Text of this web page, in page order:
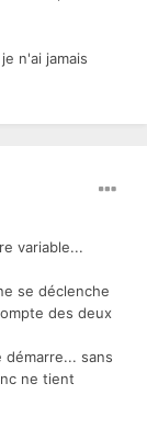
n'ai jamais
variable...
se déclenche
des deux
démarre... sans
ne tient